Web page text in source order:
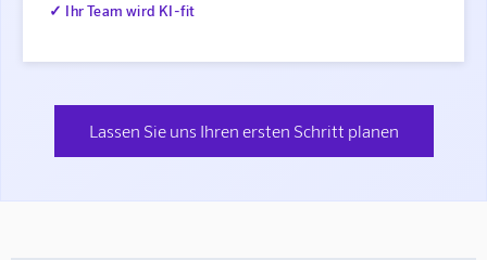
✓ Ihr Team wird KI-fit
Lassen Sie uns Ihren ersten Schritt planen